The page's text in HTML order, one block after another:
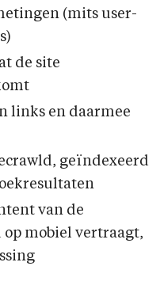
(mits user-
de site
links en daarmee
geïndexeerd
van de
mobiel vertraagt,